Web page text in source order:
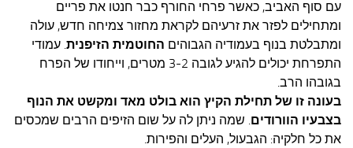
עם סוף האביב, כאשר פרחי החורף כבר חנטו את פריים
ומתחילים לפזר את זרעיהם לקראת מחזור צמיחה חדש, עולה
ומתבלטת בנוף בעמודיה הגבוהים החוטמית הזיפנית. עמודי
התפרחת יכולים להגיע לגובה 3-2 מטרים, וייחודו של הפרח
בגובהו הרב.
בעונה זו של תחילת הקיץ הוא בולט מאד ומקשט את הנוף
בצבעיו הוורודים. שמה ניתן לה על שום הזיפים הרבים שמכסים
את כל חלקיה: הגבעול, העלים והפירות.